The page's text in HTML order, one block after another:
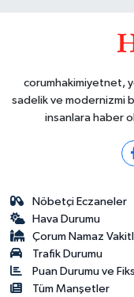
corumhakimiyetnet,
sadelik ve modernizmi
insanlara haber
Nöbetçi Eczaneler
Hava Durumu
Çorum Namaz
Trafik Durumu
Puan Durumu ve
Tüm Manşetler